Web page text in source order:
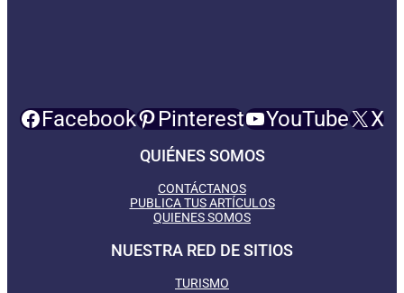
Facebook Pinterest YouTube X
QUIÉNES SOMOS
CONTÁCTANOS
PUBLICA TUS ARTÍCULOS
QUIENES SOMOS
NUESTRA RED DE SITIOS
TURISMO